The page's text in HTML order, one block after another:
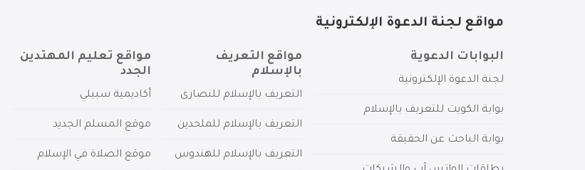
مواقع لجنة الدعوة الإلكترونية
البوابات الدعوية
لجنة الدعوة الإلكترونية
بوابة الكويت للتعريف بالإسلام
بوابة الباحث عن الحقيقة
مواقع التعريف
بالإسلام
التعريف بالإسلام للنصارى
التعريف بالإسلام للملحدين
التعريف بالإسلام للهندوس
مواقع تعليم المهتدين
الجدد
أكاديمية سبيلي
موقع المسلم الجديد
موقع الصلاة في الإسلام